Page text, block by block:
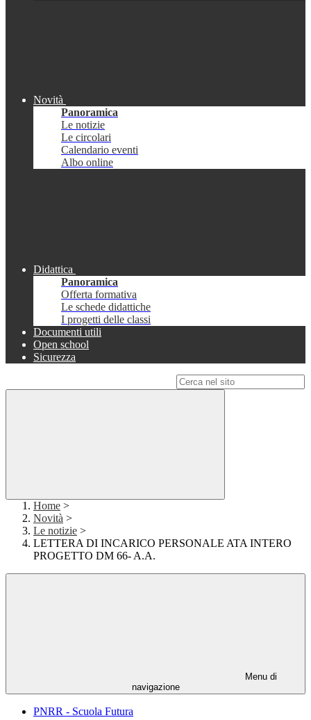
Novità
Panoramica
Le notizie
Le circolari
Calendario eventi
Albo online
Didattica
Panoramica
Offerta formativa
Le schede didattiche
I progetti delle classi
Documenti utili
Open school
Sicurezza
Home >
Novità >
Le notizie >
LETTERA DI INCARICO PERSONALE ATA INTERO
PROGETTO DM 66- A.A.
Menu di
navigazione
PNRR - Scuola Futura